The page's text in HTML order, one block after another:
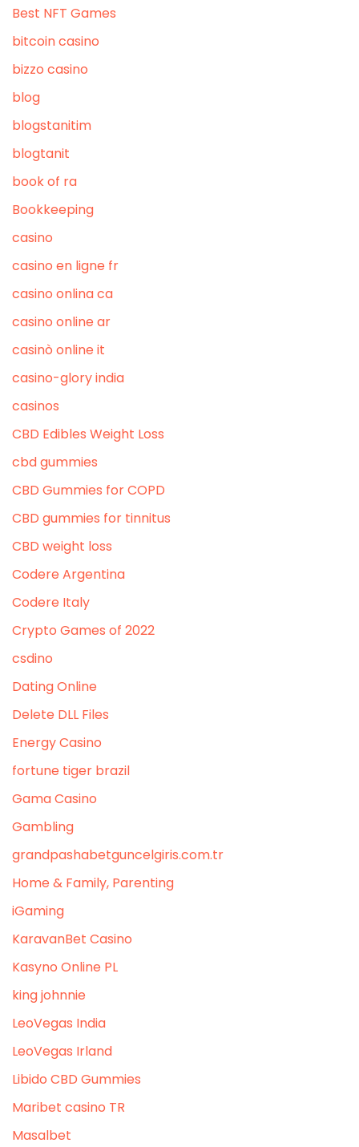
Best NFT Games
bitcoin casino
bizzo casino
blog
blogstanitim
blogtanit
book of ra
Bookkeeping
casino
casino en ligne fr
casino onlina ca
casino online ar
casinò online it
casino-glory india
casinos
CBD Edibles Weight Loss
cbd gummies
CBD Gummies for COPD
CBD gummies for tinnitus
CBD weight loss
Codere Argentina
Codere Italy
Crypto Games of 2022
csdino
Dating Online
Delete DLL Files
Energy Casino
fortune tiger brazil
Gama Casino
Gambling
grandpashabetguncelgiris.com.tr
Home & Family, Parenting
iGaming
KaravanBet Casino
Kasyno Online PL
king johnnie
LeoVegas India
LeoVegas Irland
Libido CBD Gummies
Maribet casino TR
Masalbet